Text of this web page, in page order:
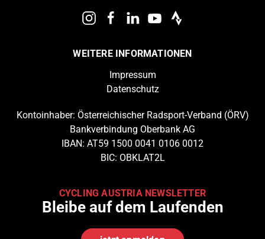
WEITERE INFORMATIONEN
Impressum
Datenschutz
Kontoinhaber: Österreichischer Radsport-Verband (ÖRV)
Bankverbindung Oberbank AG
IBAN: AT59 1500 0041 0106 0012
BIC: OBKLAT2L
CYCLING AUSTRIA NEWSLETTER
Bleibe auf dem Laufenden